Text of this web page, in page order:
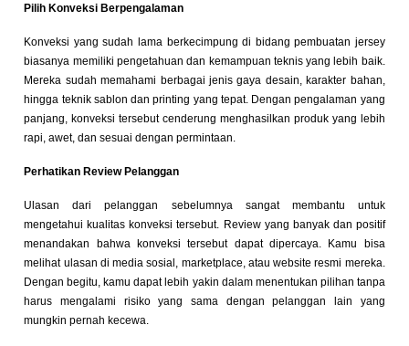
Pilih Konveksi Berpengalaman
Konveksi yang sudah lama berkecimpung di bidang pembuatan jersey
biasanya memiliki pengetahuan dan kemampuan teknis yang lebih baik.
Mereka sudah memahami berbagai jenis gaya desain, karakter bahan,
hingga teknik sablon dan printing yang tepat. Dengan pengalaman yang
panjang, konveksi tersebut cenderung menghasilkan produk yang lebih
rapi, awet, dan sesuai dengan permintaan.
Perhatikan Review Pelanggan
Ulasan dari pelanggan sebelumnya sangat membantu untuk
mengetahui kualitas konveksi tersebut. Review yang banyak dan positif
menandakan bahwa konveksi tersebut dapat dipercaya. Kamu bisa
melihat ulasan di media sosial, marketplace, atau website resmi mereka.
Dengan begitu, kamu dapat lebih yakin dalam menentukan pilihan tanpa
harus mengalami risiko yang sama dengan pelanggan lain yang
mungkin pernah kecewa.